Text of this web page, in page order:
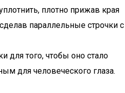
плотно прижав края
параллельные строчки с
для того, чтобы оно стало
для человеческого глаза.